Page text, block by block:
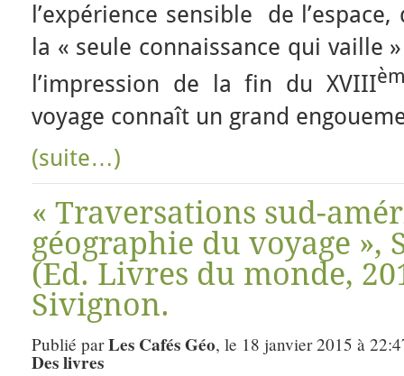
l’expérience sensible de
la « seule connaissance qui vaille
l’impression de la fin du XVIII
voyage connaît un grand
(suite…)
« Traversations sud-
géographie du voyage »,
(Ed. Livres du monde,
Sivignon.
Publié parLes Cafés Géo, le 18 janvier 2015 à
Des livres